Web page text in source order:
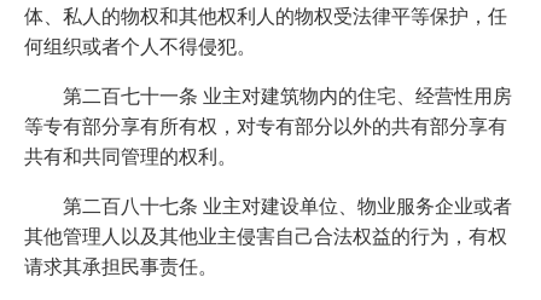
体、私人的物权和其他权利人的物权受法律平等保护，任
何组织或者个人不得侵犯。
第二百七十一条 业主对建筑物内的住宅、经营性用房
等专有部分享有所有权，对专有部分以外的共有部分享有
共有和共同管理的权利。
第二百八十七条 业主对建设单位、物业服务企业或者
其他管理人以及其他业主侵害自己合法权益的行为，有权
请求其承担民事责任。